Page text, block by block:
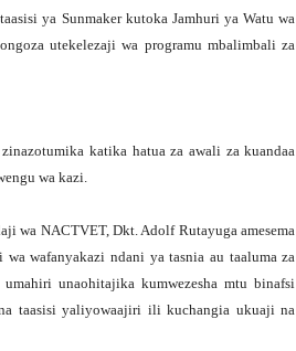
ya Sunmaker kutoka Jamhuri ya Watu wa
utekelezaji wa programu mbalimbali za
katika hatua za awali za kuandaa
wa kazi.
wa NACTVET, Dkt. Adolf Rutayuga amesema
wafanyakazi ndani ya tasnia au taaluma za
unaohitajika kumwezesha mtu binafsi
taasisi yaliyowaajiri ili kuchangia ukuaji na